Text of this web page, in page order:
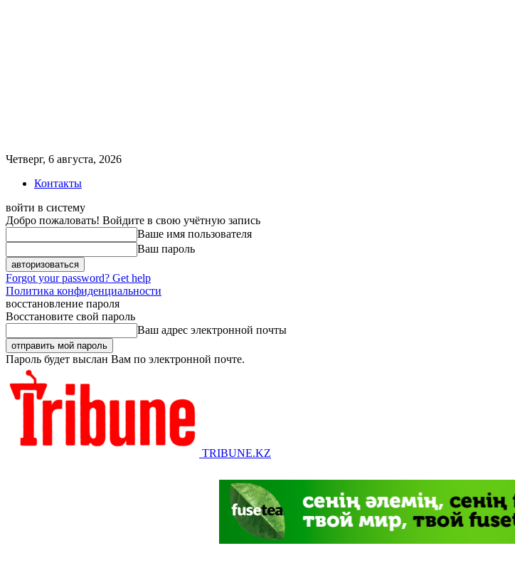
Четверг, 6 августа, 2026
Контакты
войти в систему
Добро пожаловать! Войдите в свою учётную запись
Ваше имя пользователя
Ваш пароль
Forgot your password? Get help
Политика конфиденциальности
восстановление пароля
Восстановите свой пароль
Ваш адрес электронной почты
Пароль будет выслан Вам по электронной почте.
TRIBUNE.KZ